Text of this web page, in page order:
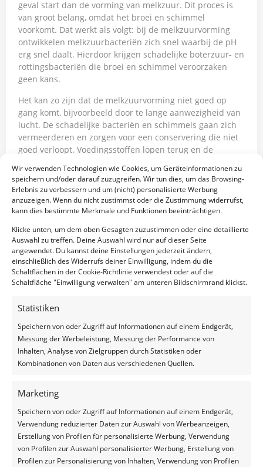
Wir verwenden Technologien wie Cookies, um Geräteinformationen zu
speichern und/oder darauf zuzugreifen. Wir tun dies, um das Browsing-
Erlebnis zu verbessern und um (nicht) personalisierte Werbung
anzuzeigen. Wenn du nicht zustimmst oder die Zustimmung widerrufst,
kann dies bestimmte Merkmale und Funktionen beeinträchtigen.
Klicke unten, um dem oben Gesagten zuzustimmen oder eine detaillierte
Auswahl zu treffen. Deine Auswahl wird nur auf dieser Seite
angewendet. Du kannst deine Einstellungen jederzeit ändern,
einschließlich des Widerrufs deiner Einwilligung, indem du die
Schaltflächen in der Cookie-Richtlinie verwendest oder auf die
Schaltfläche "Einwilligung verwalten" am unteren Bildschirmrand klickst.
Statistiken
Speichern von oder Zugriff auf Informationen auf einem Endgerät,
Messung der Werbeleistung, Messung der Performance von
Inhalten, Analyse von Zielgruppen durch Statistiken oder
Kombinationen von Daten aus verschiedenen Quellen.
Marketing
Speichern von oder Zugriff auf Informationen auf einem Endgerät,
Verwendung reduzierter Daten zur Auswahl von Werbeanzeigen,
Erstellung von Profilen für personalisierte Werbung, Verwendung
von Profilen zur Auswahl personalisierter Werbung, Erstellung von
Profilen zur Personalisierung von Inhalten, Verwendung von Profilen
geval start dan de vorming van melkzuur. Dit proces is
van groot belang, omdat het broei en schimmel
voorkomt. Dat werkt als volgt: bij de melkzuurvorming
ontwikkelen melkzuurbacteriën zich snel waarbij de pH
erg snel daalt. Hierdoor krijgen schadelijke boterzuur- en
rottingsbacteriën die broei en schimmel veroorzaken
geen kans.
Het kan zo zijn dat de melkzuurvorming niet goed op
gang komt, bijvoorbeeld door te lange aanwezigheid van
lucht. De schadelijke bacteriën en schimmels gaan zich
vermeerderen en zorgen voor een conservering die niet
goed verloopt. Voedingsstoffen lopen terug en de
groot ruwvoerverlies.
Wat kunt u tijdens het uitkuilen
van snijmais nog doen tegen
broei?
Voorkom bij uitkuilen dat de lucht tussen het
plastic en het voer ver de kuil kan binnendringen.
hoeft u hier geen maatregelen voor te nemen. U
heeft met het afdekken de kleden al zo goed
mogelijk aangespannen en dit later een paar keer
herhaald. De kleden liggen allemaal strak; ook net
achter het snijvlak.
Tijdens het voeren is een glad snijvlak belangrijk.
is dit zo’n 1,5 meter per week en in de zomer
minimaal 2 meter per week. In de winter sluit u bij
voorkeur het snijvlak tussentijds af, maar dit wordt
afgeraden in de zomer i.v.m. verhoging van de
temperatuur en de luchtvochtigheid achter het
plastic.